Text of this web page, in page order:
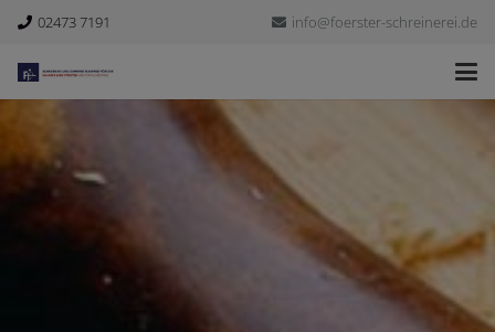
02473 7191 info@foerster-schreinerei.de